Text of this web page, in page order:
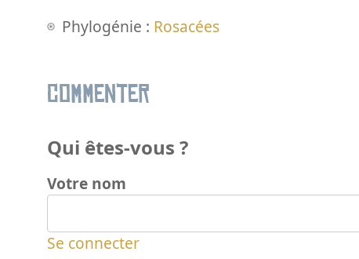
Phylogénie : Rosacées
Commenter
Qui êtes-vous ?
Votre nom
Se connecter